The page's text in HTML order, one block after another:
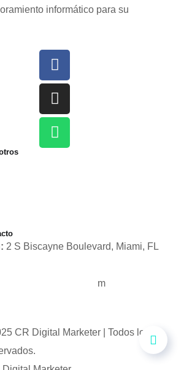
informático para su
2 S Biscayne Boulevard, Miami, FL
m
CR Digital Marketer | Todos los